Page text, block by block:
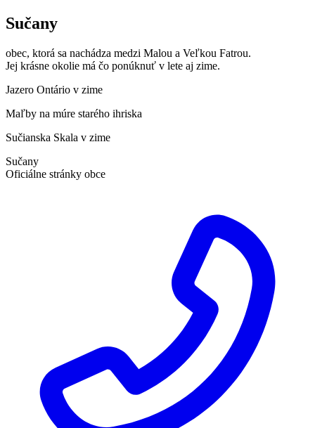
Sučany
obec, ktorá sa nachádza medzi Malou a Veľkou Fatrou.
Jej krásne okolie má čo ponúknuť v lete aj zime.
Jazero Ontário v zime
Maľby na múre starého ihriska
Sučianska Skala v zime
Sučany
Oficiálne stránky obce